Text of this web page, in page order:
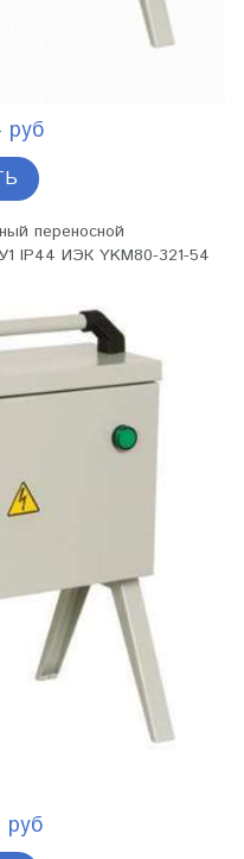
руб
переносной
IP44 ИЭК YKM80-321-54
руб